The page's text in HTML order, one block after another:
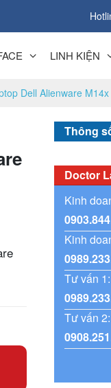
LINH KIỆN
Dell Alienware M14x
Thông
Doctor
Kinh
Kinh
Tư vấn
Tư vấn